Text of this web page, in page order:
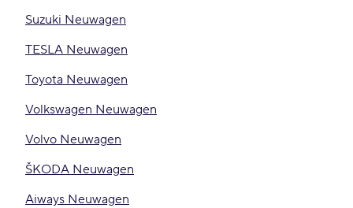
Suzuki Neuwagen
TESLA Neuwagen
Toyota Neuwagen
Volkswagen Neuwagen
Volvo Neuwagen
ŠKODA Neuwagen
Aiways Neuwagen